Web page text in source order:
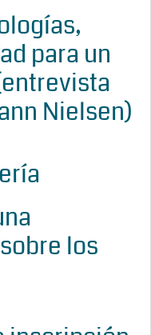
para un
Nielsen)
los